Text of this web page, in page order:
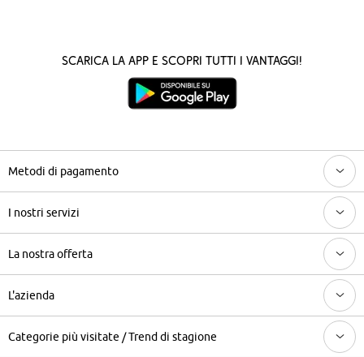
Scarica la App e scopri tutti i vantaggi!
Metodi di pagamento
I nostri servizi
La nostra offerta
L'azienda
Categorie più visitate / Trend di stagione